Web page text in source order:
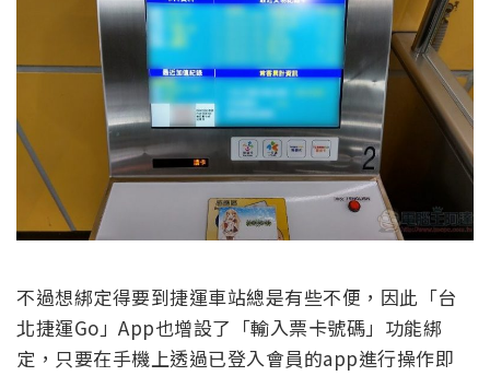
不過想綁定得要到捷運車站總是有些不便，因此「台
北捷運Go」App也增設了「輸入票卡號碼」功能綁
定，只要在手機上透過已登入會員的app進行操作即